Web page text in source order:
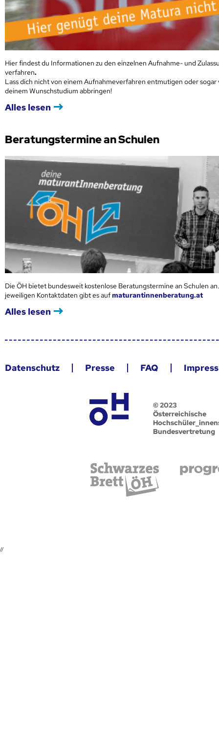
Hier findest du Informationen zu den einzelnen Aufnahme- und
verfahren.
Lass dich nicht von einem Aufnahmeverfahren entmutigen oder sogar
deinem Wunschstudium abbringen!
Alles lesen
Beratungstermine an Schulen
Die ÖH bietet bundesweit kostenlose Beratungstermine an Schulen
jeweiligen Kontaktdaten gibt es aufmaturantinnenberatung.at
Alles lesen
Datenschutz Presse FAQ
© 2023
Österreichische
Bundesvertretung
//